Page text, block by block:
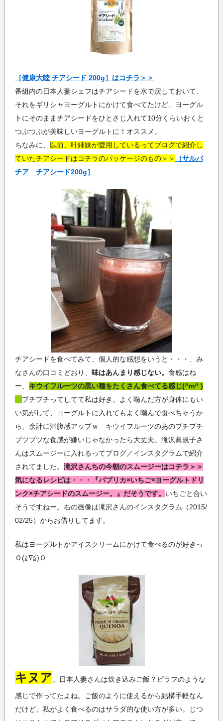
［健康大陸 チアシード 200g］はコチラ＞＞
番組内の日本人妻シェフはチアシードを水で戻しておいて、
それをギリシャヨーグルトにかけて食べてたけど、ヨーグル
トにそのままチアシードをひとさじ入れて10分くらいおくと
つぶつぶが美味しいヨーグルトに！オススメ。
ちなみに、 以前、叶姉妹が愛用しているってブログで紹介し
ていたチアシードはコチラのパッケージのもの＞＞
［サルバ
チア チアシード200g］
チアシードを食べてみて、個人的な感想をいうと・・・、み
なさんの口コミどおり、 味はあんまり感じない。 食感はね
ー、 キウイフルーツの黒い種をたくさん食べてる感じ(^m^ )
プチプチってしてて私は好き。よく噛んだ方が身体にもい
い気がして、ヨーグルトに入れてもよく噛んで食べちゃうか
ら、余計に満腹感アップｗ キウイフルーツのあのブチプチ
ブツブツな食感が嫌いじゃなかったら大丈夫。滝沢眞規子さ
んはスムージーに入れるってブログ／インスタグラムで紹介
されてました。 滝沢さんちの今朝のスムージーはコチラ＞＞
気になるレシピは・・・『パプリカ×いちご×ヨーグルトドリ
ンク×チアシードのスムージー。』だそうです。 いちごと合い
そうですねー。右の画像は滝沢さんのインスタグラム（2015/
02/25）からお借りしてます。
私はヨーグルトかアイスクリームにかけて食べるのが好きっ
Ｏ(≧∇≦)Ｏ
キヌア。日本人妻さんは炊き込みご飯？ピラフのような
感じで作ってたよね。ご飯のように使えるから結構手軽なん
だけど、私がよく食べるのはサラダ的な使い方が多い。じつ